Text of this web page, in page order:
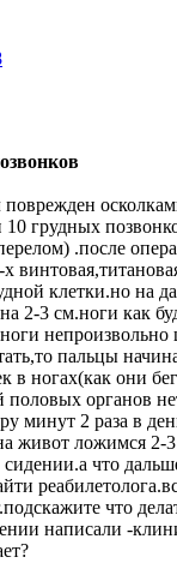
поврежден
10 грудных
.после
клетки.но на
2-3 см.ноги как
непроизвольно
пальцы
в ногах(как они
половых органов
минут 2 раза в
живот ложимся 2-
что
что
написали -